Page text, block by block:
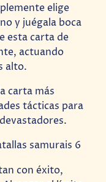
elige
y juégala boca
esta carta de
actuando
alto.
carta más
tácticas para
con éxito,